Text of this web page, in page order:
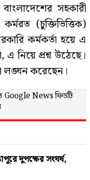
বাংলাদেশের সহকারী
(চুক্তিভিত্তিক)
কর্মকর্তা হয়ে এ
নিয়ে প্রশ্ন উঠেছে।
লঙ্ঘন করেছেন।
Google Newsফিডটি
দুপক্ষের সংঘর্ষ,